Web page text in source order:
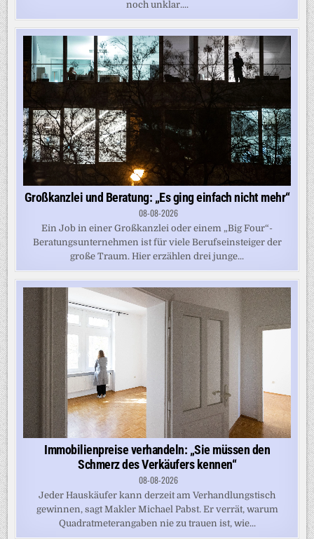
noch unklar....
Großkanzlei und Beratung: „Es ging einfach nicht mehr“
08-08-2026
Ein Job in einer Großkanzlei oder einem „Big Four“-
Beratungsunternehmen ist für viele Berufseinsteiger der
große Traum. Hier erzählen drei junge...
Immobilienpreise verhandeln: „Sie müssen den
Schmerz des Verkäufers kennen“
08-08-2026
Jeder Hauskäufer kann derzeit am Verhandlungstisch
gewinnen, sagt Makler Michael Pabst. Er verrät, warum
Quadratmeterangaben nie zu trauen ist, wie...